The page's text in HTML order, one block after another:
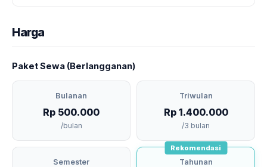
Harga
Paket Sewa (Berlangganan)
Bulanan
Rp 500.000
/bulan
Triwulan
Rp 1.400.000
/3 bulan
Semester
Rekomendasi
Tahunan